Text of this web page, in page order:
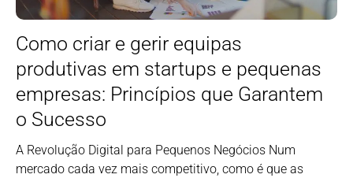
Como criar e gerir equipas
produtivas em startups e pequenas
empresas: Princípios que Garantem
o Sucesso
A Revolução Digital para Pequenos Negócios Num
mercado cada vez mais competitivo, como é que as